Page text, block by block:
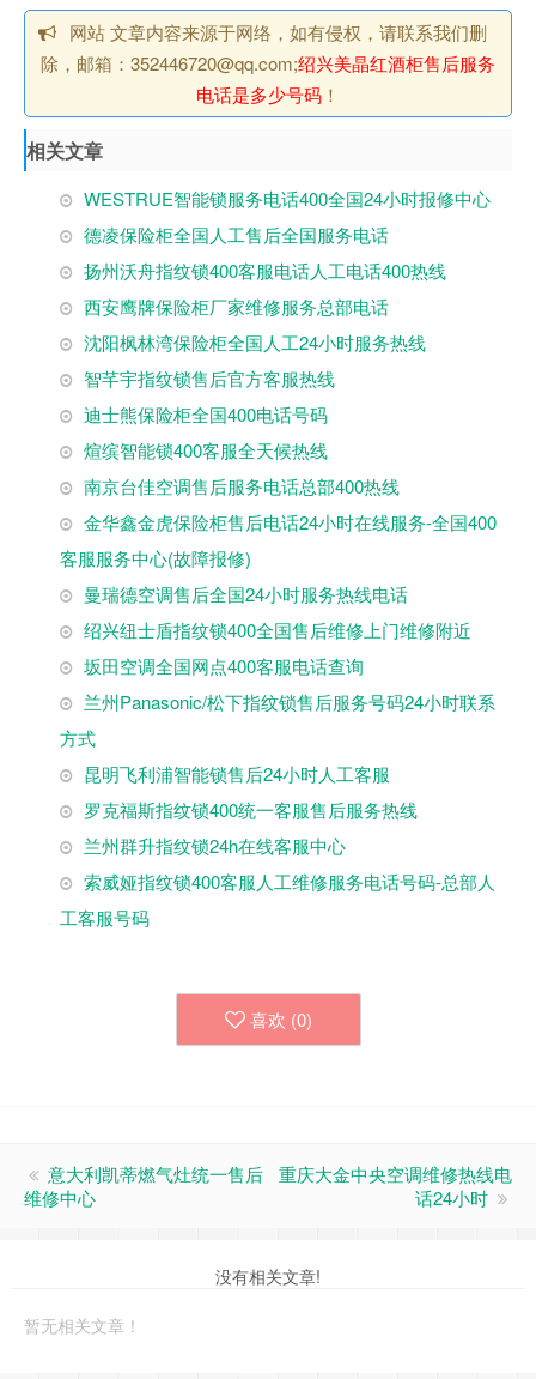
网站 文章内容来源于网络，如有侵权，请联系我们删
除，邮箱：352446720@qq.com;绍兴美晶红酒柜售后服务
电话是多少号码 ！
相关文章
WESTRUE智能锁服务电话400全国24小时报修中心
德凌保险柜全国人工售后全国服务电话
扬州沃舟指纹锁400客服电话人工电话400热线
西安鹰牌保险柜厂家维修服务总部电话
沈阳枫林湾保险柜全国人工24小时服务热线
智芊宇指纹锁售后官方客服热线
迪士熊保险柜全国400电话号码
煊缤智能锁400客服全天候热线
南京台佳空调售后服务电话总部400热线
金华鑫金虎保险柜售后电话24小时在线服务-全国400
客服服务中心(故障报修)
曼瑞德空调售后全国24小时服务热线电话
绍兴纽士盾指纹锁400全国售后维修上门维修附近
坂田空调全国网点400客服电话查询
兰州Panasonic/松下指纹锁售后服务号码24小时联系
方式
昆明飞利浦智能锁售后24小时人工客服
罗克福斯指纹锁400统一客服售后服务热线
兰州群升指纹锁24h在线客服中心
索威娅指纹锁400客服人工维修服务电话号码-总部人
工客服号码
喜欢 (0)
意大利凯蒂燃气灶统一售后
维修中心
重庆大金中央空调维修热线电
话24小时
没有相关文章!
暂无相关文章！